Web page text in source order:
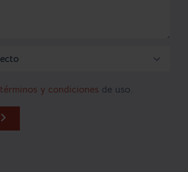

términos y condiciones de uso.